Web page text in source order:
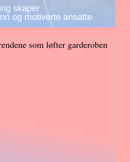
skaper
og motiverte ansatte